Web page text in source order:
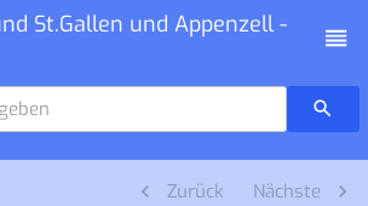
St.Gallen und Appenzell -
Zurück Nächste